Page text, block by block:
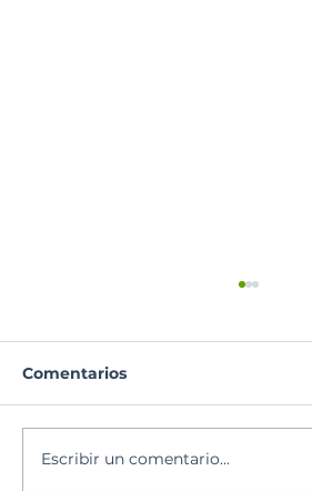
Comentarios
Escribir un comentario...